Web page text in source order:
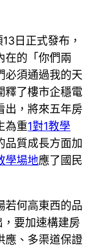
日正式發布，
在的「你們兩
必須通過我的天
釋了樓市企穩電
出，將來五年房
為重1對1教學
品質成長方面加
學場地應了國民
若何高東西的品
，要加速構建房
應、多渠道保證